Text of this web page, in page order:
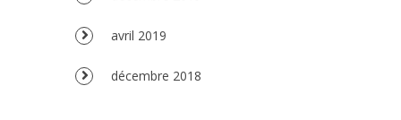
avril 2019
décembre 2018